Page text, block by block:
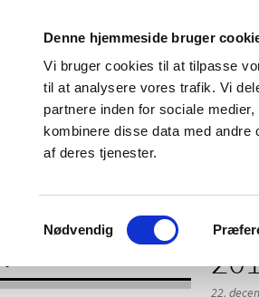
Denne hjemmeside bruger
Vi bruger cookies til at tilpasse
til at analysere vores trafik. Vi
partnere inden for sociale
kombinere disse data med andre
af deres tjenester.
Samtykkevalg
Nødvendig
Godkendelse og
Bivirkninger og
produktinformation
22.